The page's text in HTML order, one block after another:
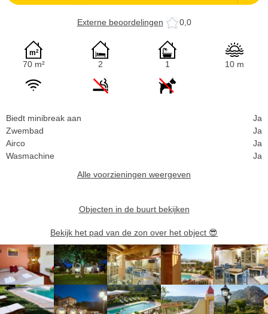
Externe beoordelingen 0,0
70 m² 2 1 10 m
Biedt minibreak aan
Ja
Zwembad
Ja
Airco
Ja
Wasmachine
Ja
Alle voorzieningen weergeven
Objecten in de buurt bekijken
Bekijk het pad van de zon over het object 😎